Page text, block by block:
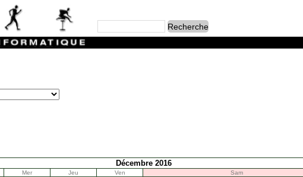
Décembre 2016
Mer Jeu Ven Sam